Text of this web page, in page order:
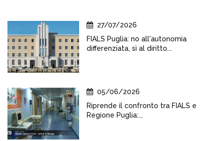
27/07/2026
FIALS Puglia: no all'autonomia
differenziata, sì al diritto...
05/06/2026
Riprende il confronto tra FIALS e
Regione Puglia:...